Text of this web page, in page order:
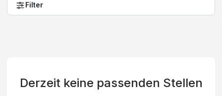
Filter
Derzeit keine passenden Stellen